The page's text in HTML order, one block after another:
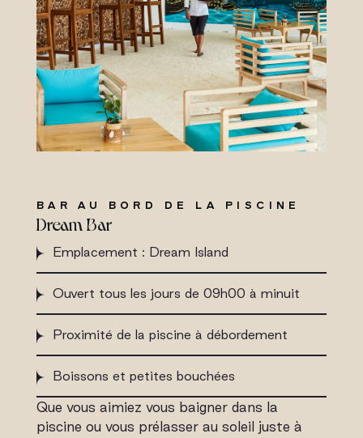
BAR AU BORD DE LA PISCINE
Dream Bar
Emplacement : Dream Island
Ouvert tous les jours de 09h00 à minuit
Proximité de la piscine à débordement
Boissons et petites bouchées
Que vous aimiez vous baigner dans la
piscine ou vous prélasser au soleil juste à